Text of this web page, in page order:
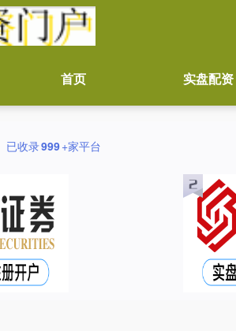
首页 实盘配资
已收录999+家平台